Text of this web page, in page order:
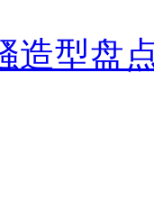
造型盘